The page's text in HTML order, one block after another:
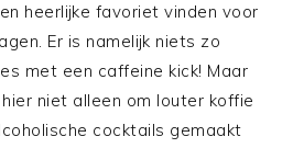
heerlijke favoriet vinden voor
Er is namelijk niets zo
met een caffeine kick! Maar
niet alleen om louter koffie
cocktails gemaakt